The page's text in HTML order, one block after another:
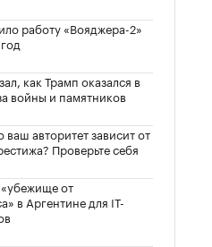
работу «Вояджера-2»
как Трамп оказался в
войны и памятников
ваш авторитет зависит от
Проверьте себя
«убежище от
в Аргентине для IT-